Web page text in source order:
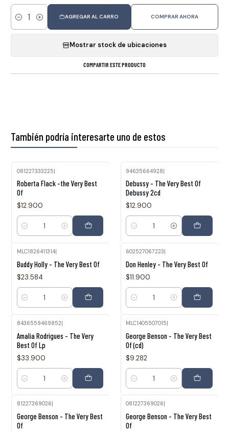
Cantidad
AGREGAR AL CARRO COMPRAR AHORA
Mostrar stock de ubicaciones
COMPARTIR ESTE PRODUCTO
También podría interesarte uno de estos
081227333225|
Roberta Flack -the Very Best
Of
$12.900
Cantidad
94635664928|
Debussy - The Very Best Of
Debussy 2cd
$12.900
Cantidad
MLC1826411314|
Buddy Holly - The Very Best Of
$23.584
Cantidad
602527067223
Don Henley - The Very Best Of
$11.900
Cantidad
8436559469852|
Amalia Rodrigues - The Very
Best Of Lp
$33.900
Cantidad
MLC1405507015|
George Benson - The Very Best
Of (cd)
$9.282
Cantidad
81227369026
George Benson - The Very Best
Of
081227369026
George Benson - The Very Best
Of